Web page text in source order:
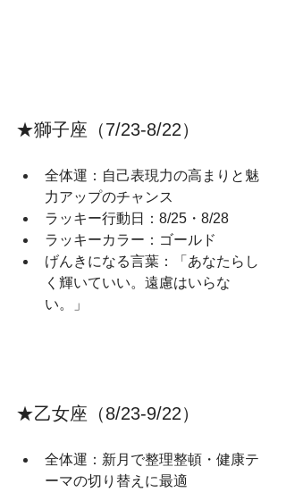
★獅子座（7/23‑8/22）
全体運：自己表現力の高まりと魅
力アップのチャンス
ラッキー行動日：8/25・8/28
ラッキーカラー：ゴールド
げんきになる言葉：「あなたらし
く輝いていい。遠慮はいらな
い。」
★乙女座（8/23‑9/22）
全体運：新月で整理整頓・健康テ
ーマの切り替えに最適